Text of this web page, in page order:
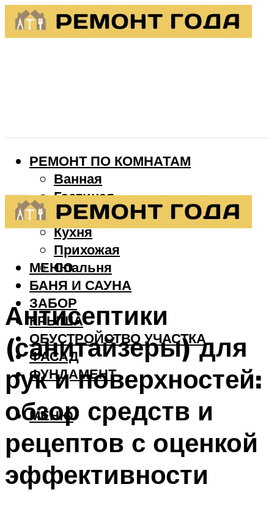
РЕМОНТ ПО КОМНАТАМ
Ванная
Гостиная
Детская
Кухня
Прихожая
Спальня
БАНЯ И САУНА
ЗАБОР
КРЫША
ОБУСТРОЙСТВО УЧАСТКА
ФАСАД
ФУНДАМЕНТ
МЕНЮ
МЕНЮ
Антисептики
(санитайзеры) для
рук и поверхностей:
обзор средств и
рецептов с оценкой
эффективности